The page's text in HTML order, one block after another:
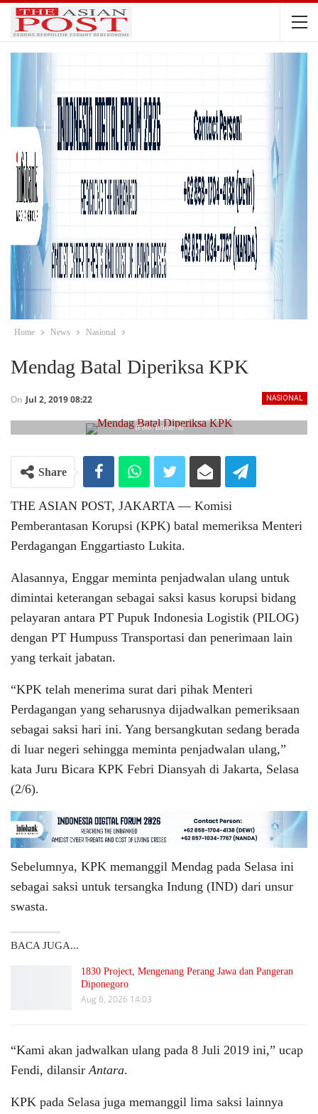
Home News Nasional
Mendag Batal Diperiksa KPK
NASIONAL
On Jul 2, 2019 08:22
(Foto: Istimewa)
Share
THE ASIAN POST, JAKARTA ― Komisi
Pemberantasan Korupsi (KPK) batal memeriksa Menteri
Perdagangan Enggartiasto Lukita.
Alasannya, Enggar meminta penjadwalan ulang untuk
dimintai keterangan sebagai saksi kasus korupsi bidang
pelayaran antara PT Pupuk Indonesia Logistik (PILOG)
dengan PT Humpuss Transportasi dan penerimaan lain
yang terkait jabatan.
“KPK telah menerima surat dari pihak Menteri
Perdagangan yang seharusnya dijadwalkan pemeriksaan
sebagai saksi hari ini. Yang bersangkutan sedang berada
di luar negeri sehingga meminta penjadwalan ulang,”
kata Juru Bicara KPK Febri Diansyah di Jakarta, Selasa
(2/6).
Sebelumnya, KPK memanggil Mendag pada Selasa ini
sebagai saksi untuk tersangka Indung (IND) dari unsur
swasta.
BACA JUGA...
1830 Project, Mengenang Perang Jawa dan Pangeran
Diponegoro
Aug 6, 2026 14:03
“Kami akan jadwalkan ulang pada 8 Juli 2019 ini,” ucap
Fendi, dilansirAntara.
KPK pada Selasa juga memanggil lima saksi lainnya